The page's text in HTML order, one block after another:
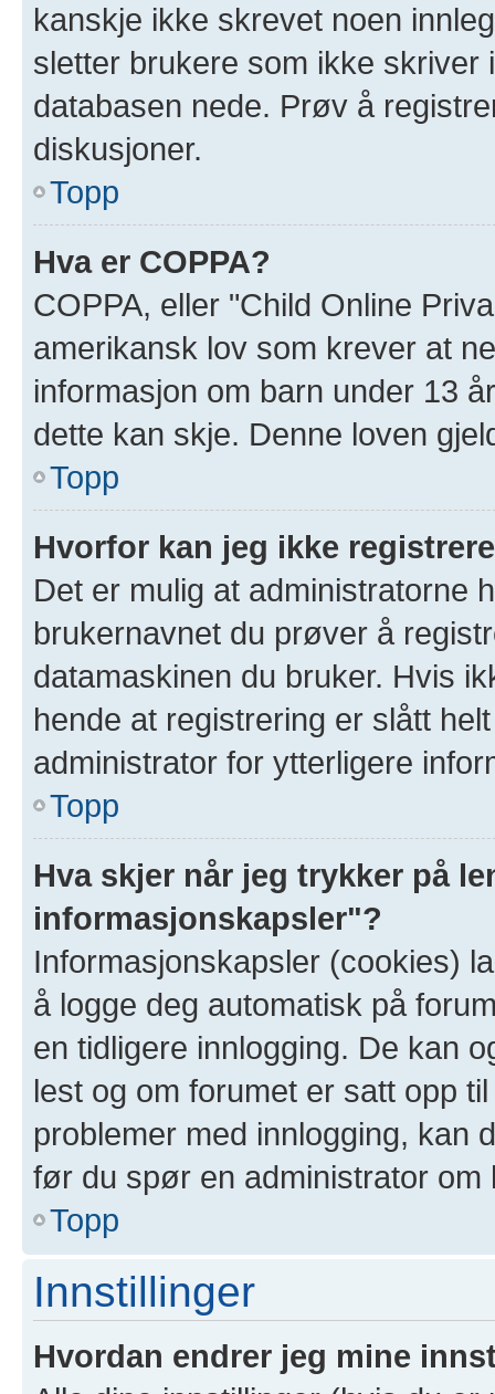
kanskje ikke skrevet noen
sletter brukere som ikke
databasen nede. Prøv å
diskusjoner.
Topp
Hva er COPPA?
COPPA, eller "Child Online
amerikansk lov som krever at
informasjon om barn under 13
dette kan skje. Denne loven
Topp
Hvorfor kan jeg ikke
Det er mulig at administratorne
brukernavnet du prøver å
datamaskinen du bruker. Hvis
hende at registrering er slått
administrator for ytterligere
Topp
Hva skjer når jeg trykker på
informasjonskapsler"?
Informasjonskapsler (cookies)
å logge deg automatisk på
en tidligere innlogging. De kan
lest og om forumet er satt opp
problemer med innlogging,
før du spør en administrator
Topp
Innstillinger
Hvordan endrer jeg mine